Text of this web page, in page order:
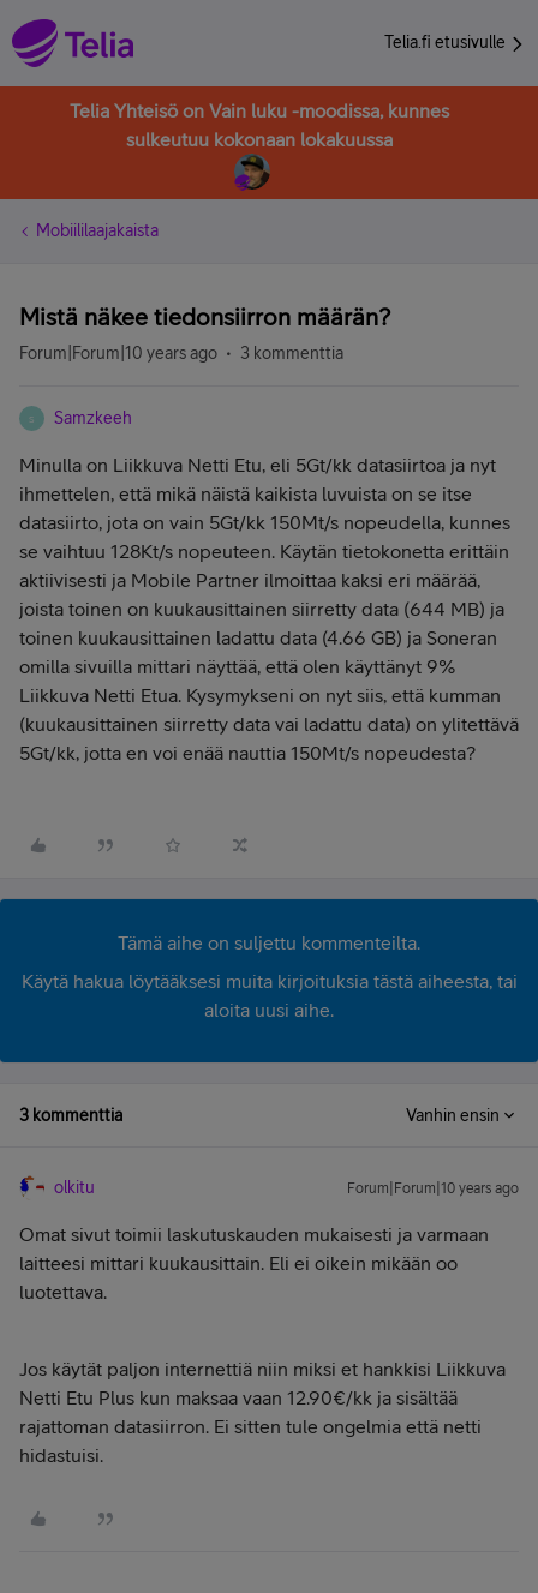
Telia.fi etusivulle
Telia Yhteisö on Vain luku -moodissa, kunnes
sulkeutuu kokonaan lokakuussa
Mobiililaajakaista
Mistä näkee tiedonsiirron määrän?
Forum|Forum|10 years ago 3 kommenttia
S Samzkeeh
Minulla on Liikkuva Netti Etu, eli 5Gt/kk datasiirtoa ja nyt
ihmettelen, että mikä näistä kaikista luvuista on se itse
datasiirto, jota on vain 5Gt/kk 150Mt/s nopeudella, kunnes
se vaihtuu 128Kt/s nopeuteen. Käytän tietokonetta erittäin
aktiivisesti ja Mobile Partner ilmoittaa kaksi eri määrää,
joista toinen on kuukausittainen siirretty data (644 MB) ja
toinen kuukausittainen ladattu data (4.66 GB) ja Soneran
omilla sivuilla mittari näyttää, että olen käyttänyt 9%
Liikkuva Netti Etua. Kysymykseni on nyt siis, että kumman
(kuukausittainen siirretty data vai ladattu data) on ylitettävä
5Gt/kk, jotta en voi enää nauttia 150Mt/s nopeudesta?
Tämä aihe on suljettu kommenteilta.
Käytä hakua löytääksesi muita kirjoituksia tästä aiheesta, tai
aloita uusi aihe.
3 kommenttia Vanhin ensin
olkitu Forum|Forum|10 years ago
Omat sivut toimii laskutuskauden mukaisesti ja varmaan
laitteesi mittari kuukausittain. Eli ei oikein mikään oo
luotettava.
Jos käytät paljon internettiä niin miksi et hankkisi Liikkuva
Netti Etu Plus kun maksaa vaan 12.90€/kk ja sisältää
rajattoman datasiirron. Ei sitten tule ongelmia että netti
hidastuisi.